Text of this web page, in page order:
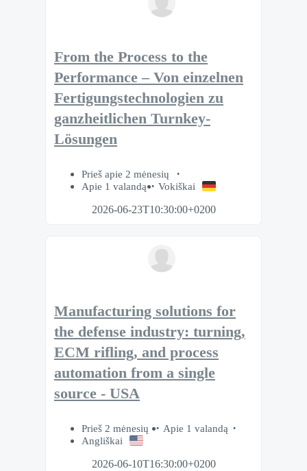
From the Process to the
Performance – Von einzelnen
Fertigungstechnologien zu
ganzheitlichen Turnkey-
Lösungen
Prieš apie 2 mėnesių
Apie 1 valandą
Vokiškai
2026-06-23T10:30:00+0200
Manufacturing solutions for
the defense industry: turning,
ECM rifling, and process
automation from a single
source - USA
Prieš 2 mėnesių
Apie 1 valandą
Angliškai
2026-06-10T16:30:00+0200